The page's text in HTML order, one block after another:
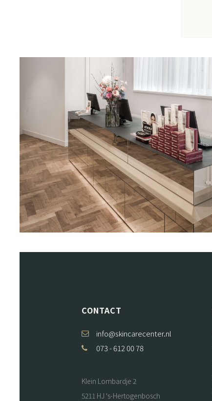
CONTACT
info@skincarecenter.nl
073 - 612 00 78
Klein Lombardje 2
5211 HJ 's-Hertogenbosch